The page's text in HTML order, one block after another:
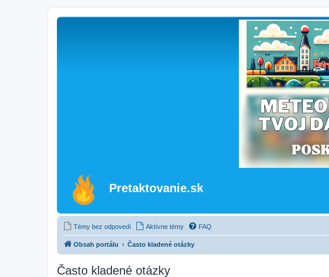
Pretaktovanie.sk
Témy bez odpovedí Aktívne témy FAQ
Obsah portálu Často kladené otázky
Často kladené otázky